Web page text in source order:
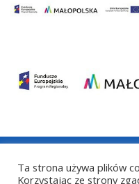
COPYRIGHT © 2021
Ta strona używa plików
Korzystając ze strony